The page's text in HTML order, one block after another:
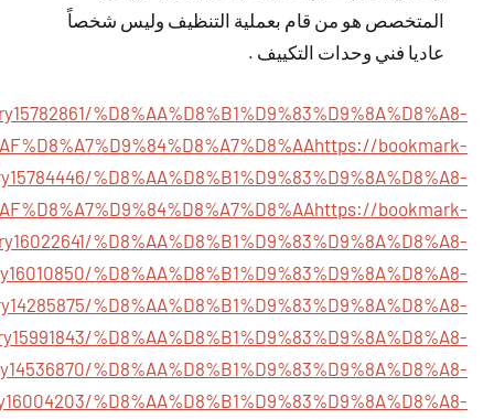
المتخصص هو من قام بعملية التنظيف وليس شخصاً
عاديا فني وحدات التكييف .
%D8%AA%D8%B1%D9%83%D9%8A%D8%A8-
https://bookmark-
%D8%AA%D8%B1%D9%83%D9%8A%D8%A8-
https://bookmark-
%D8%AA%D8%B1%D9%83%D9%8A%D8%A8-
%D8%AA%D8%B1%D9%83%D9%8A%D8%A8-
%D8%AA%D8%B1%D9%83%D9%8A%D8%A8-
%D8%AA%D8%B1%D9%83%D9%8A%D8%A8-
%D8%AA%D8%B1%D9%83%D9%8A%D8%A8-
%D8%AA%D8%B1%D9%83%D9%8A%D8%A8-